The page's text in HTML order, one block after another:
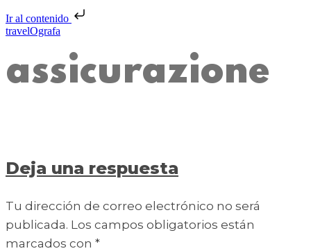
Ir al contenido
travelOgrafa
assicurazione
Deja una respuesta
Tu dirección de correo electrónico no será
publicada. Los campos obligatorios están
marcados con *